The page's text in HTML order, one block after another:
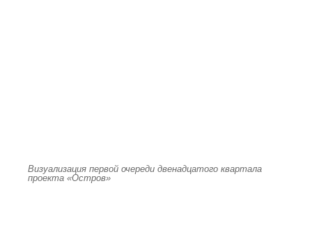
Визуализация первой очереди двенадцатого квартала
проекта «Остров»